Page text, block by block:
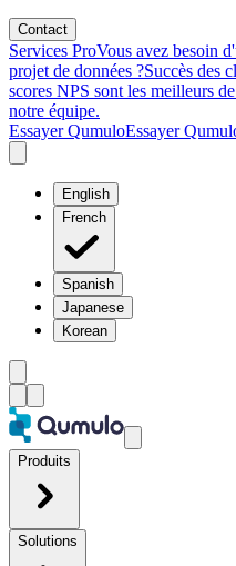
Contact
Services ProVous avez besoin
projet de données ?Succès des
scores NPS sont les meilleurs
notre équipe.
Essayer QumuloEssayer
English
French
Spanish
Japanese
Korean
Produits
Solutions